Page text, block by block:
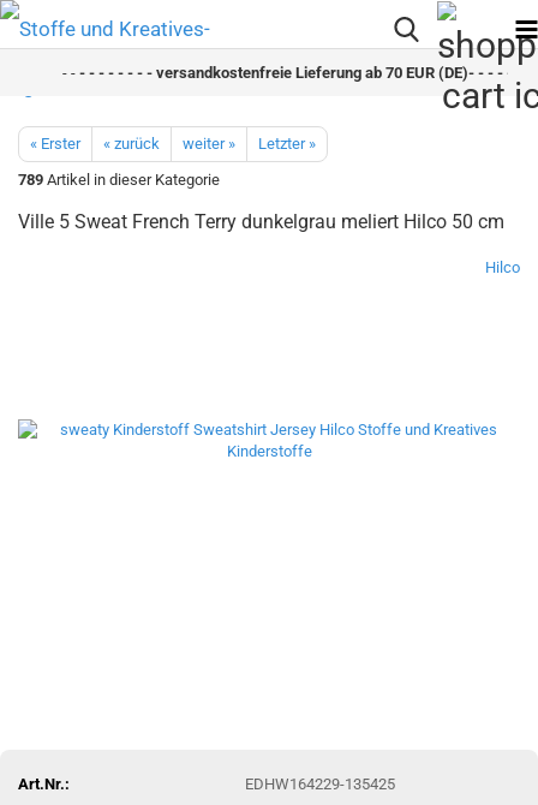
- -- - - - - - - - versandkostenfreie Lieferung ab 70 EUR (DE)- - - - - - -
« Erster « zurück weiter »
Letzter »
789 Artikel in dieser Kategorie
Ville 5 Sweat French Terry dunkelgrau meliert Hilco 50 cm
Hilco
Art.Nr.:
EDHW164229-135425